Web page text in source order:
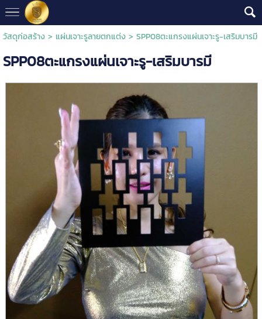
วัสดุก่อสร้าง> แผ่นเจาะรูลายตกแต่ง> SPP08ตะแกรงแผ่นเจาะรู-เสริมบารมี
SPP08ตะแกรงแผ่นเจาะรู-เสริมบารมี